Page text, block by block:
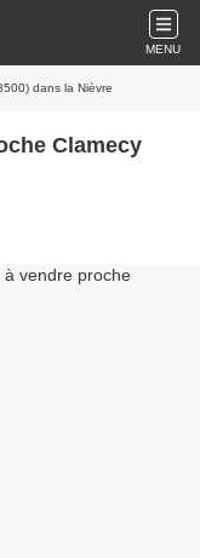
MENU
dans la Nièvre
Clamecy